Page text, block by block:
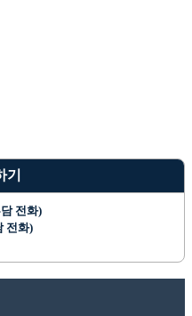
기
전화)
전화)